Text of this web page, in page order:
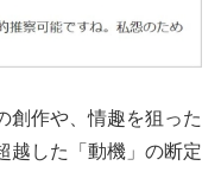
創作や、情趣を狙った
越した「動機」の断定